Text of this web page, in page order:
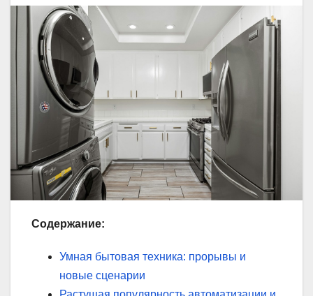
Содержание:
Умная бытовая техника: прорывы и
новые сценарии